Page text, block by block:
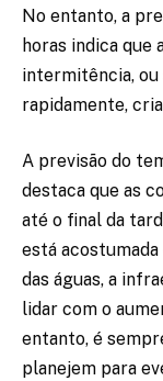
No entanto, a
horas indica que
intermitência, ou
rapidamente,
A previsão do
destaca que as
até o final da
está
das águas, a
lidar com o
entanto, é
planejem para